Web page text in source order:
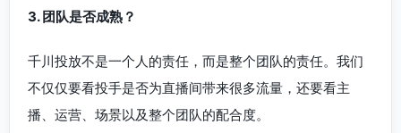
3. 团队是否成熟？
千川投放不是一个人的责任，而是整个团队的责任。我们
不仅仅要看投手是否为直播间带来很多流量，还要看主
播、运营、场景以及整个团队的配合度。